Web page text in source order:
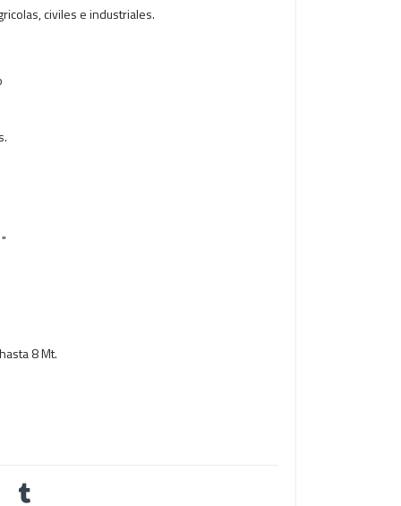
civiles e industriales.
8 Mt.